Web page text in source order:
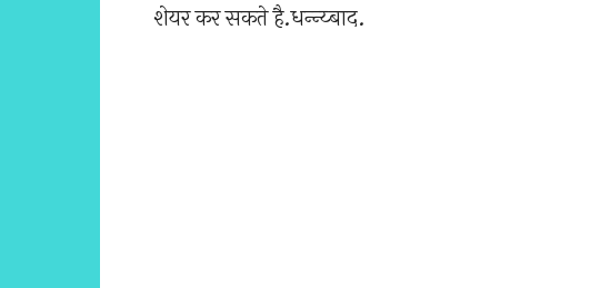
शेयर कर सकते है.धन्न्य्बाद.